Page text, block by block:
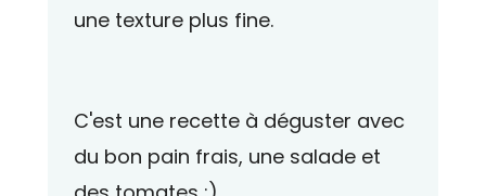
une texture plus fine.
C'est une recette à déguster avec
du bon pain frais, une salade et